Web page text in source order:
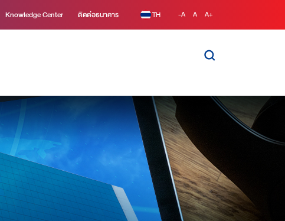
Knowledge Center ติดต่อธนาคาร TH -A A A+